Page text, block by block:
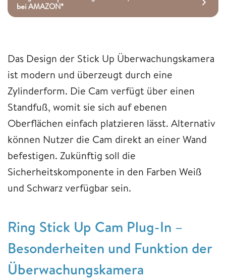
bei AMAZON*
Das Design der Stick Up Überwachungskamera
ist modern und überzeugt durch eine
Zylinderform. Die Cam verfügt über einen
Standfuß, womit sie sich auf ebenen
Oberflächen einfach platzieren lässt. Alternativ
können Nutzer die Cam direkt an einer Wand
befestigen. Zukünftig soll die
Sicherheitskomponente in den Farben Weiß
und Schwarz verfügbar sein.
Ring Stick Up Cam Plug-In –
Besonderheiten und Funktion der
Überwachungskamera